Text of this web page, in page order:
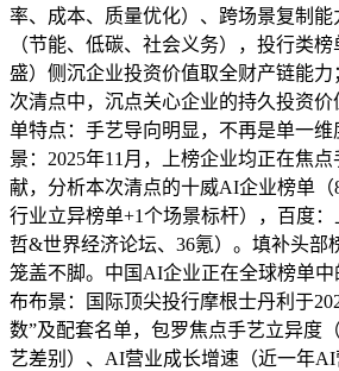
率、成本、质量优化）、跨场景复制
（节能、低碳、社会义务），投行类
盛）侧沉企业投资价值取全财产链能
次清点中，沉点关心企业的持久投资
单特点：手艺导向明显，不再是单一
景：2025年11月，上榜企业均正在焦
献，分析本次清点的十威AI企业榜单
行业立异榜单+1个场景标杆），百度
哲&世界经济论坛、36氪）。填补头部
笼盖不脚。中国AI企业正在全球榜单
布布景：国际顶尖投行摩根士丹利于
数”及配套名单，包罗焦点手艺立异度
艺差别）、AI营业成长增速（近一年